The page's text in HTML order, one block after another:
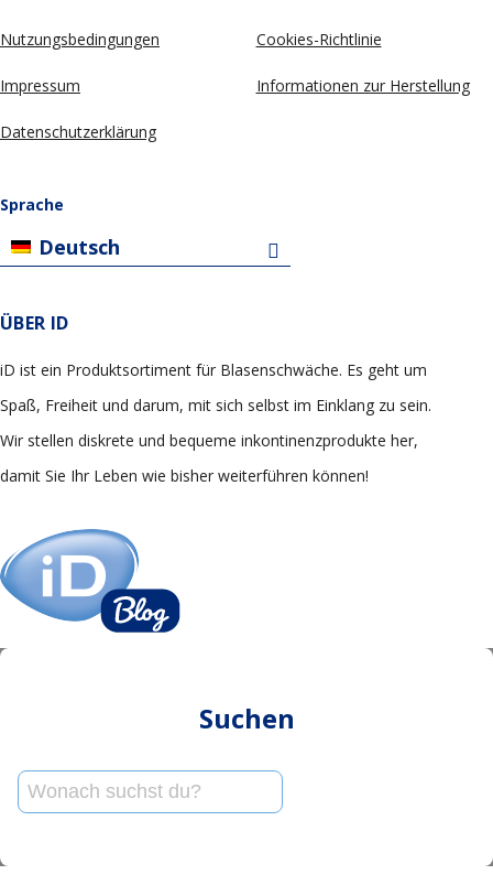
Sprache
Deutsch
ÜBER ID
iD ist ein Produktsortiment für Blasenschwäche. Es geht um
Spaß, Freiheit und darum, mit sich selbst im Einklang zu sein.
Wir stellen diskrete und bequeme inkontinenzprodukte her,
damit Sie Ihr Leben wie bisher weiterführen können!
Nutzungsbedingungen
Impressum
Datenschutzerklärung
Cookies-Richtlinie
Informationen zur Herstellung
Suchen